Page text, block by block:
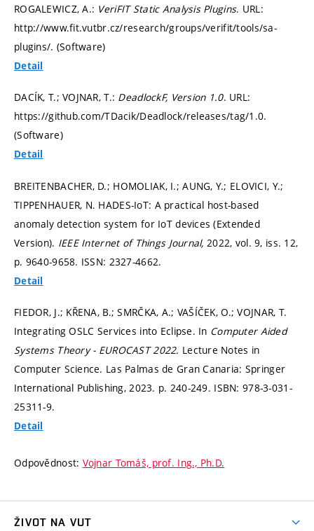
ROGALEWICZ, A.: VeriFIT Static Analysis Plugins. URL:
http://www.fit.vutbr.cz/research/groups/verifit/tools/sa-
plugins/. (Software)
Detail
DACÍK, T.; VOJNAR, T.: DeadlockF, Version 1.0. URL:
https://github.com/TDacik/Deadlock/releases/tag/1.0.
(Software)
Detail
BREITENBACHER, D.; HOMOLIAK, I.; AUNG, Y.; ELOVICI, Y.;
TIPPENHAUER, N. HADES-IoT: A practical host-based
anomaly detection system for IoT devices (Extended
Version). IEEE Internet of Things Journal, 2022, vol. 9, iss. 12,
p. 9640-9658. ISSN: 2327-4662.
Detail
FIEDOR, J.; KŘENA, B.; SMRČKA, A.; VAŠÍČEK, O.; VOJNAR, T.
Integrating OSLC Services into Eclipse. In Computer Aided
Systems Theory - EUROCAST 2022. Lecture Notes in
Computer Science. Las Palmas de Gran Canaria: Springer
International Publishing, 2023. p. 240-249. ISBN: 978-3-031-
25311-9.
Detail
Odpovědnost: Vojnar Tomáš, prof. Ing., Ph.D.
ŽIVOT NA VUT